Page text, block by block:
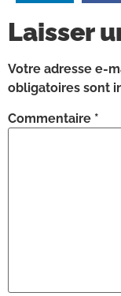
Laisser
Votre adresse e-
obligatoires sont
Commentaire *